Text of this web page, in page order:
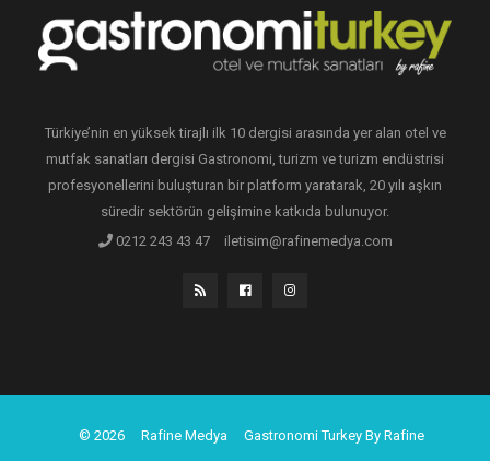
Türkiye’nin en yüksek tirajlı ilk 10 dergisi arasında yer alan otel ve
mutfak sanatları dergisi Gastronomi, turizm ve turizm endüstrisi
profesyonellerini buluşturan bir platform yaratarak, 20 yılı aşkın
süredir sektörün gelişimine katkıda bulunuyor.
0212 243 43 47
iletisim@rafinemedya.com
© 2026 Rafine Medya Gastronomi Turkey By Rafine